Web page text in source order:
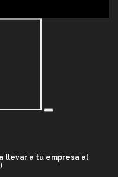
llevar a tu empresa al